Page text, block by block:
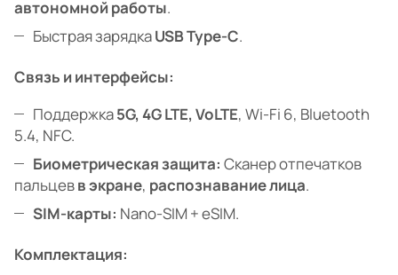
автономной работы.
Быстрая зарядкаUSB Type-C.
Связь и интерфейсы:
Поддержка5G, 4G LTE, VoLTE, Wi-Fi 6, Bluetooth
5.4, NFC.
Биометрическая защита: Сканер отпечатков
пальцевв экране, распознавание лица.
SIM-карты: Nano-SIM + eSIM.
Комплектация: